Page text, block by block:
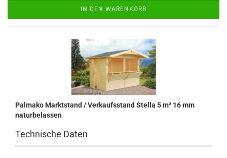
IN DEN WARENKORB
Palmako Marktstand / Verkaufsstand Stella 5 m² 16 mm
naturbelassen
Technische Daten